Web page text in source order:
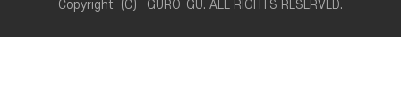
Copyright（C） GURO-GU. ALL RIGHTS RESERVED.